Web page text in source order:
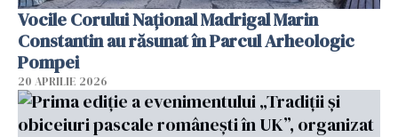
Vocile Corului Național Madrigal Marin
Constantin au răsunat în Parcul Arheologic
Pompei
20 APRILIE 2026